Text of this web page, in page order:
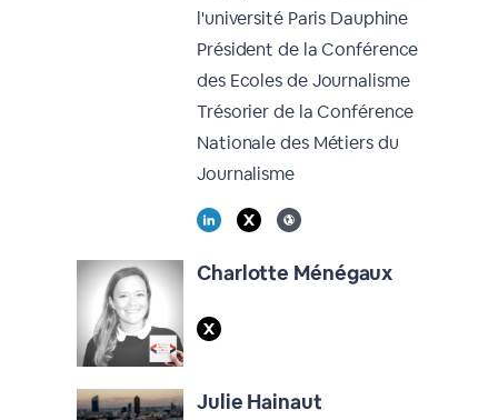
l'université Paris Dauphine
Président de la Conférence
des Ecoles de Journalisme
Trésorier de la Conférence
Nationale des Métiers du
Journalisme
Charlotte Ménégaux
Julie Hainaut